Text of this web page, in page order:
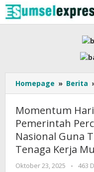
Lewati
ke
konten
Homepage » Berita
Momentum
Pemerintah
Nasional Guna
Tenaga Kerja
Oktober 23, 2025
oleh
-
463